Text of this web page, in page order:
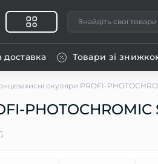
доставка Товари зі
окуляри PROFI-
PHOTOCHROMIC